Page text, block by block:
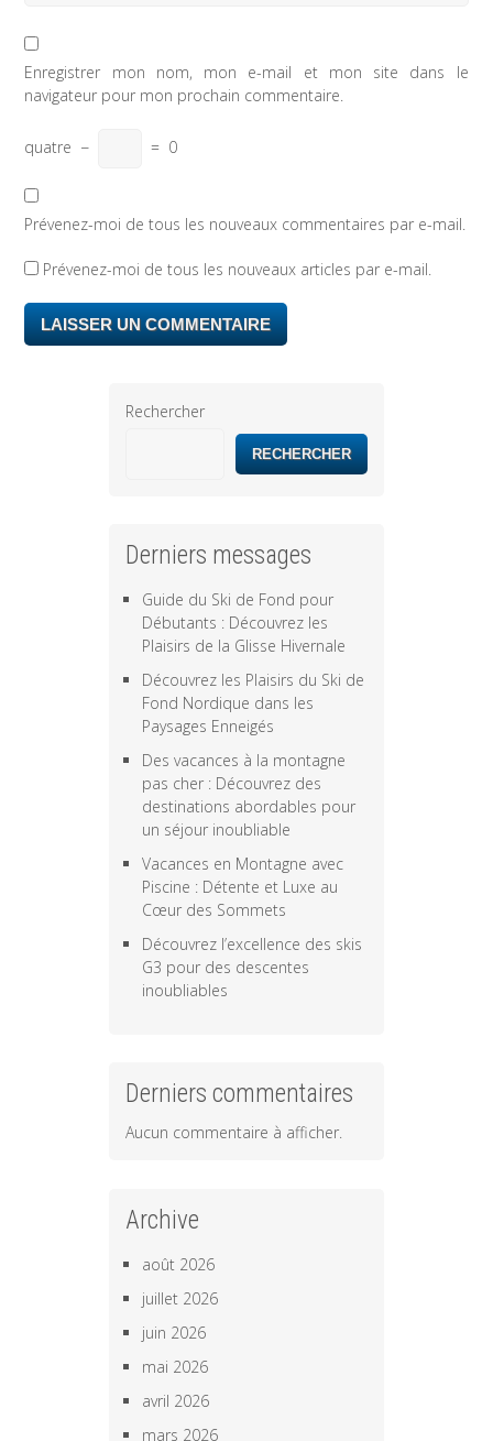
Enregistrer mon nom, mon e-mail et mon site dans le
navigateur pour mon prochain commentaire.
quatre − = 0
Prévenez-moi de tous les nouveaux commentaires par e-mail.
Prévenez-moi de tous les nouveaux articles par e-mail.
Rechercher
RECHERCHER
Derniers messages
Guide du Ski de Fond pour
Débutants : Découvrez les
Plaisirs de la Glisse Hivernale
Découvrez les Plaisirs du Ski de
Fond Nordique dans les
Paysages Enneigés
Des vacances à la montagne
pas cher : Découvrez des
destinations abordables pour
un séjour inoubliable
Vacances en Montagne avec
Piscine : Détente et Luxe au
Cœur des Sommets
Découvrez l’excellence des skis
G3 pour des descentes
inoubliables
Derniers commentaires
Aucun commentaire à afficher.
Archive
août 2026
juillet 2026
juin 2026
mai 2026
avril 2026
mars 2026